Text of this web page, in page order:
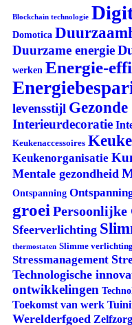
Blockchain technologie
Domotica
Duurzame energie
werken Energie-
levensstijl
Interieurdecoratie
Keukenaccessoires
Keukenorganisatie
Mentale gezondheid
Ontspanning
groei
Sfeerverlichting
thermostaten Slimme verlichting
Stressmanagement
Technologische
ontwikkelingen
Toekomst van werk
Werelderfgoed Zelfzorg